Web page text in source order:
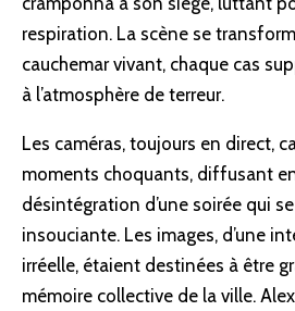
respiration. La scène se
cauchemar vivant, chaque cas
à l’atmosphère de terreur.
Les caméras, toujours en direct,
moments choquants, diffusant
désintégration d’une soirée qui
insouciante. Les images, d’une
irréelle, étaient destinées à être
mémoire collective de la ville.